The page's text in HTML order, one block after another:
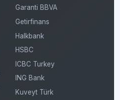
Garanti BBVA
Getirfinans
Halkbank
HSBC
ICBC Turkey
ING Bank
Kuveyt Türk